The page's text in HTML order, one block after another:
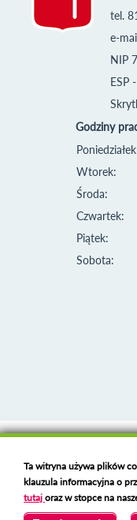
tel.
e-
NIP
ESP
Godziny
Wtorek:
Środa:
Czwartek:
Piątek:
Sobota:
Deklaracja dostępności
Polski serwer RBLhttps://
Copyright 2023 Urząd
Ta witryna używa plików
klauzula informacyjna o
tutajoraz w stopce na